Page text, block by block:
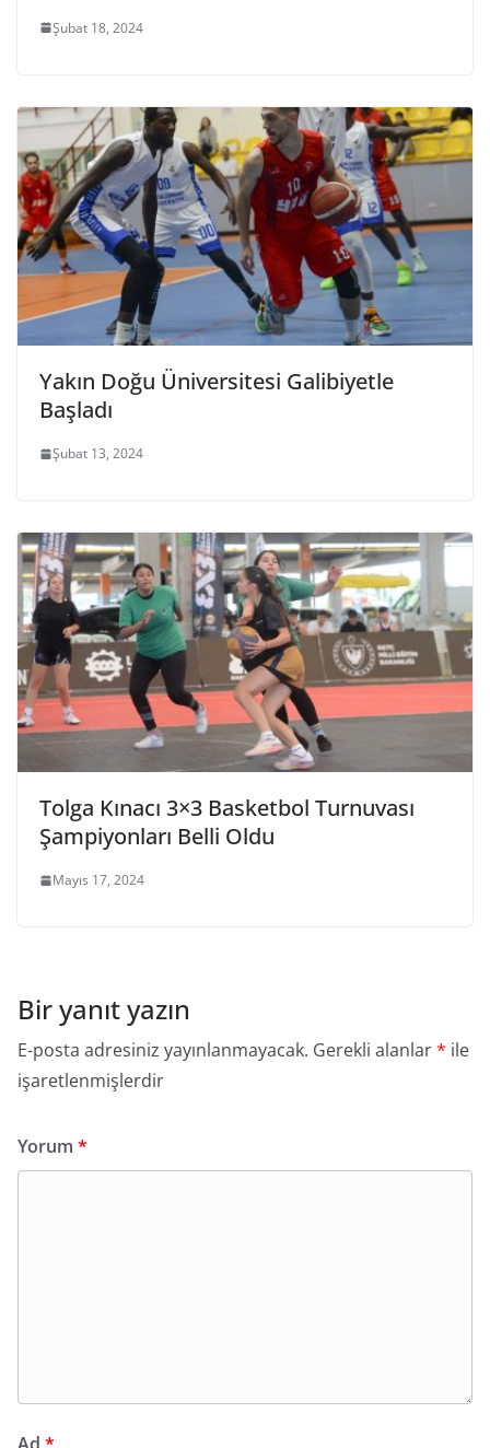
Şubat 18, 2024
Yakın Doğu Üniversitesi Galibiyetle
Başladı
Şubat 13, 2024
Tolga Kınacı 3×3 Basketbol Turnuvası
Şampiyonları Belli Oldu
Mayıs 17, 2024
Bir yanıt yazın
E-posta adresiniz yayınlanmayacak. Gerekli alanlar* ile
işaretlenmişlerdir
Yorum *